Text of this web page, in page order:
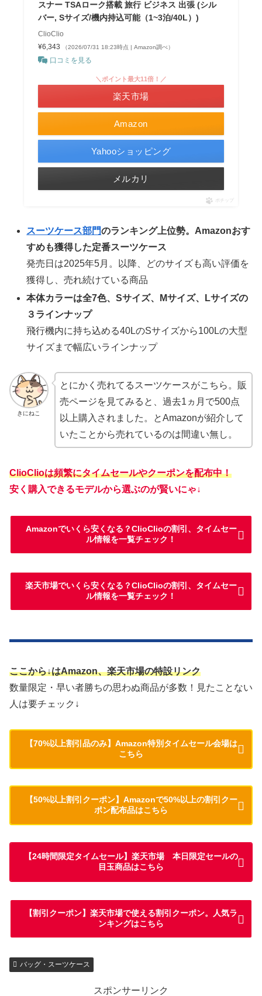
スナー TSAローク搭載 旅行 ビジネス 出張 (シル
バー, Sサイズ/機内持込可能（1~3泊/40L）)
ClioClio
¥6,343
（2026/07/31 18:23時点 | Amazon調べ）
口コミを見る
Amazon
＼ポイント最大11倍！／
楽天市場
Yahooショッピング
メルカリ
ポチップ
スーツケース部門のランキング上位勢。Amazonおす
すめも獲得した定番スーツケース
発売日は2025年5月。以降、どのサイズも高い評価を
獲得し、売れ続けている商品
本体カラーは全7色、Sサイズ、Mサイズ、Lサイズの
３ラインナップ
飛行機内に持ち込める40LのSサイズから100Lの大型
サイズまで幅広いラインナップ
きにねこ
とにかく売れてるスーツケースがこちら。販
売ページを見てみると、過去1ヵ月で500点
以上購入されました。とAmazonが紹介して
いたことから売れているのは間違い無し。
ClioClioは頻繁にタイムセールやクーポンを配布中！
安く購入できるモデルから選ぶのが賢いにゃ↓
Amazonでいくら安くなる？ClioClioの割引、タイムセー
ル情報を一覧チェック！
楽天市場でいくら安くなる？ClioClioの割引、タイムセー
ル情報を一覧チェック！
ここから↓はAmazon、楽天市場の特設リンク
数量限定・早い者勝ちの思わぬ商品が多数！見たことない
人は要チェック↓
【70%以上割引品のみ】Amazon特別タイムセール会場は
こちら
【50%以上割引クーポン】Amazonで50%以上の割引クー
ポン配布品はこちら
【24時間限定タイムセール】楽天市場 本日限定セールの
目玉商品はこちら
【割引クーポン】楽天市場で使える割引クーポン。人気ラ
ンキングはこちら
バッグ・スーツケース
スポンサーリンク